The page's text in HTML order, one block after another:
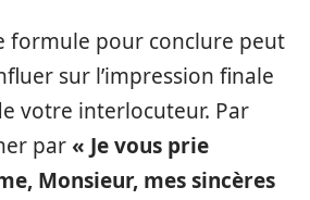
formule pour conclure peut
sur l’impression finale
votre interlocuteur. Par
par « Je vous prie
Monsieur, mes sincères